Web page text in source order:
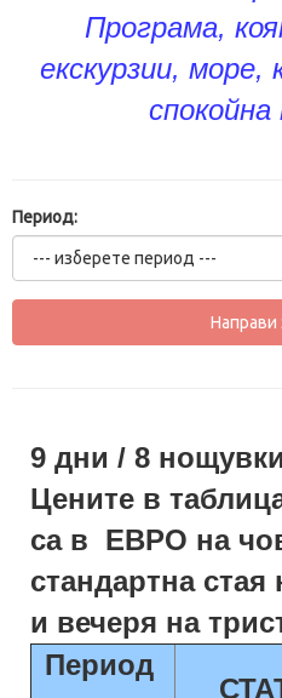
Програма,
екскурзии, море,
спокойна
Период:
9 дни / 8 нощувки
Цените в
са в ЕВРО на
стандартна стая
и вечеря на
Период